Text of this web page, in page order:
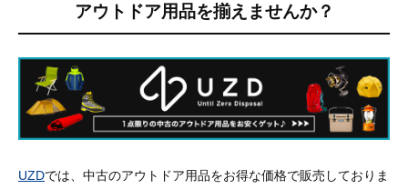
アウトドア用品を揃えませんか？
UZDでは、中古のアウトドア用品をお得な価格で販売しておりま